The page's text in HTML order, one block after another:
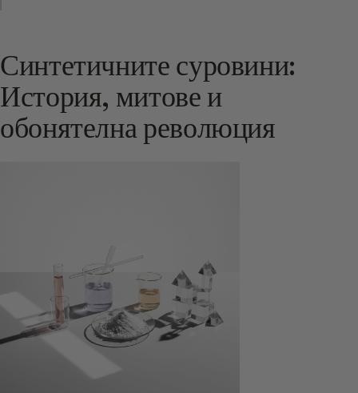
Синтетичните суровини:
История, митове и
обонятелна революция